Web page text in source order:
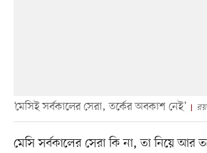
‘মেসিই সর্বকালের সেরা, তর্কের অবকাশ নেই’
মেসি সর্বকালের সেরা কি না, তা নিয়ে আর